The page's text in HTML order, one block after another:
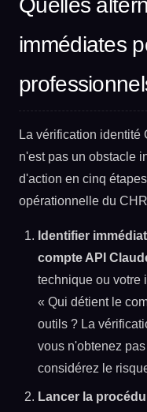
Quelles
immédiates
La vérification identité
n'est pas un obstacle
d'action en cinq
opérationnelle du
Identifier
compte API
technique ou votre
« Qui détient le
outils ? La
vous n'obtenez
considérez le
Lancer la